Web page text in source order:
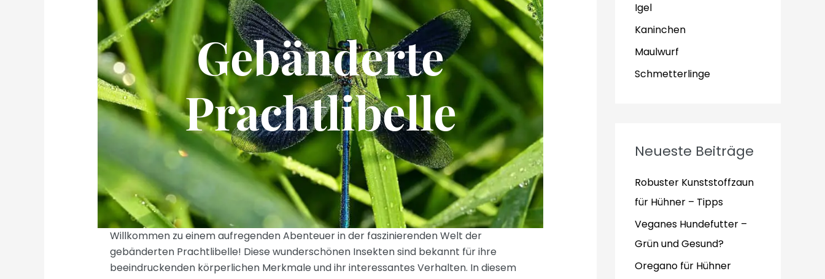
Gebänderte
Prachtlibelle
Willkommen zu einem aufregenden Abenteuer in der faszinierenden Welt der
gebänderten Prachtlibelle! Diese wunderschönen Insekten sind bekannt für ihre
beeindruckenden körperlichen Merkmale und ihr interessantes Verhalten. In diesem
Igel
Kaninchen
Maulwurf
Schmetterlinge
Neueste Beiträge
Robuster Kunststoffzaun
für Hühner – Tipps
Veganes Hundefutter –
Grün und Gesund?
Oregano für Hühner